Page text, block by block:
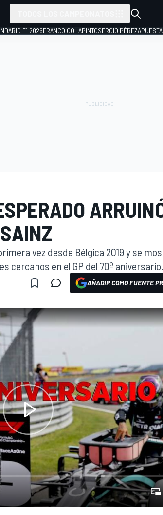
F1 2026FRANCO COLAPINTOSERGIO PÉREZ
vez desde Bélgica 2019 y se
cercanos en el GP del 70º aniversario.
AÑADIR COMO FUENTE